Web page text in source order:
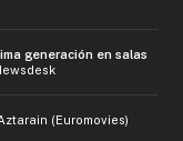
generación en salas
(Euromovies)